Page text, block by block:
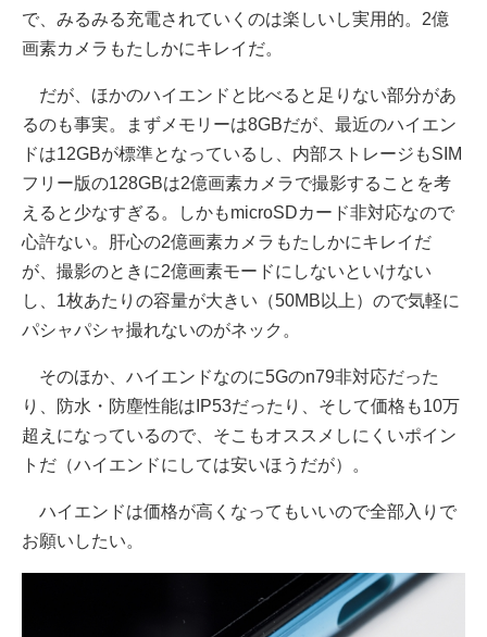
で、みるみる充電されていくのは楽しいし実用的。2億
画素カメラもたしかにキレイだ。
だが、ほかのハイエンドと比べると足りない部分があ
るのも事実。まずメモリーは8GBだが、最近のハイエン
ドは12GBが標準となっているし、内部ストレージもSIM
フリー版の128GBは2億画素カメラで撮影することを考
えると少なすぎる。しかもmicroSDカード非対応なので
心許ない。肝心の2億画素カメラもたしかにキレイだ
が、撮影のときに2億画素モードにしないといけない
し、1枚あたりの容量が大きい（50MB以上）ので気軽に
パシャパシャ撮れないのがネック。
そのほか、ハイエンドなのに5Gのn79非対応だった
り、防水・防塵性能はIP53だったり、そして価格も10万
超えになっているので、そこもオススメしにくいポイン
トだ（ハイエンドにしては安いほうだが）。
ハイエンドは価格が高くなってもいいので全部入りで
お願いしたい。